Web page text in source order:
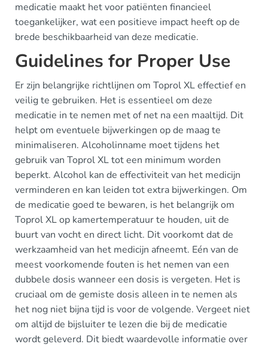
medicatie maakt het voor patiënten financieel
toegankelijker, wat een positieve impact heeft op de
brede beschikbaarheid van deze medicatie.
Guidelines for Proper Use
Er zijn belangrijke richtlijnen om Toprol XL effectief en
veilig te gebruiken. Het is essentieel om deze
medicatie in te nemen met of net na een maaltijd. Dit
helpt om eventuele bijwerkingen op de maag te
minimaliseren. Alcoholinname moet tijdens het
gebruik van Toprol XL tot een minimum worden
beperkt. Alcohol kan de effectiviteit van het medicijn
verminderen en kan leiden tot extra bijwerkingen. Om
de medicatie goed te bewaren, is het belangrijk om
Toprol XL op kamertemperatuur te houden, uit de
buurt van vocht en direct licht. Dit voorkomt dat de
werkzaamheid van het medicijn afneemt. Eén van de
meest voorkomende fouten is het nemen van een
dubbele dosis wanneer een dosis is vergeten. Het is
cruciaal om de gemiste dosis alleen in te nemen als
het nog niet bijna tijd is voor de volgende. Vergeet niet
om altijd de bijsluiter te lezen die bij de medicatie
wordt geleverd. Dit biedt waardevolle informatie over